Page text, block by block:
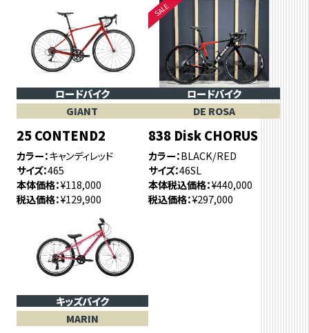
ロードバイク
GIANT
25 CONTEND2
カラー キャンディレッド
サイズ 465
本体価格 ¥118,000
税込価格 ¥129,900
ロードバイク
DE ROSA
838 Disk CHORUS
カラー BLACK/RED
サイズ 46SL
本体税込価格 ¥440,000
税込価格 ¥297,000
キッズバイク
MARIN